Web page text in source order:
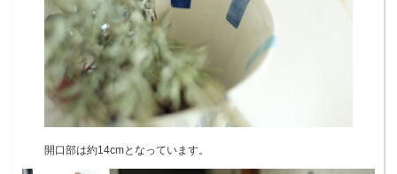
開口部は約14cmとなっています。